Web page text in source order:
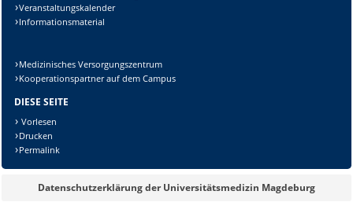
Sicherheitsabfrage:
Veranstaltungskalender
Informationsmaterial
Medizinisches Versorgungszentrum
Kooperationspartner auf dem Campus
DIESE SEITE
Vorlesen
Drucken
Permalink
Datenschutzerklärung der Universitätsmedizin Magdeburg